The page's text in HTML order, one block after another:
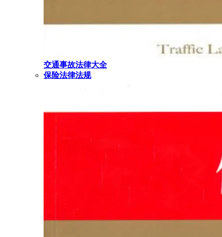
交通事故法律大全
保险法律法规